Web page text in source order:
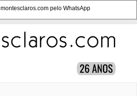
pelo WhatsApp